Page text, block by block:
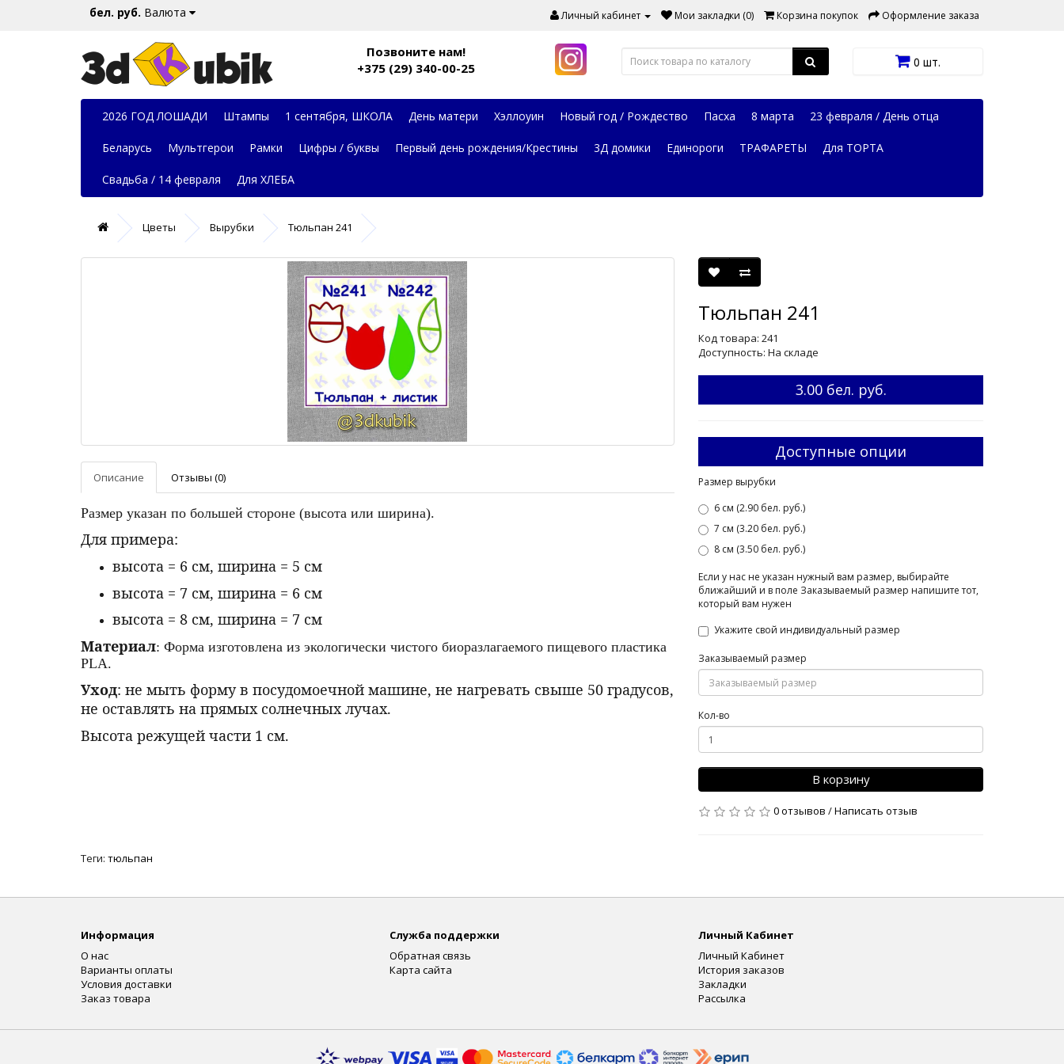
бел. руб. Валюта Личный кабинет Мои закладки (0) Корзина покупок Оформление заказа
Позвоните нам!
+375 (29) 340-00-25
0 шт.
2026 ГОД ЛОШАДИ Штампы 1 сентября, ШКОЛА День матери Хэллоуин Новый год / Рождество Пасха 8 марта 23 февраля / День отца
Беларусь Мультгерои Рамки Цифры / буквы Первый день рождения/Крестины 3Д домики Единороги ТРАФАРЕТЫ Для ТОРТА
Свадьба / 14 февраля Для ХЛЕБА
Цветы Вырубки Тюльпан 241
Описание Отзывы (0)
Размер указан по большей стороне (высота или ширина).
Для примера:
высота = 6 см, ширина = 5 см
высота = 7 см, ширина = 6 см
высота = 8 см, ширина = 7 см
Материал: Форма изготовлена из экологически чистого биоразлагаемого пищевого пластика
PLA.
Уход: не мыть форму в посудомоечной машине, не нагревать свыше 50 градусов,
не оставлять на прямых солнечных лучах.
Высота режущей части 1 см.
Тюльпан 241
Код товара: 241
Доступность: На складе
3.00 бел. руб.
Доступные опции
Размер вырубки
6 см (2.90 бел. руб.)
7 см (3.20 бел. руб.)
8 см (3.50 бел. руб.)
Если у нас не указан нужный вам размер, выбирайте
ближайший и в поле Заказываемый размер напишите тот,
который вам нужен
Укажите свой индивидуальный размер
Заказываемый размер
Кол-во
В корзину
0 отзывов /Написать отзыв
Теги: тюльпан
Информация
О нас
Варианты оплаты
Условия доставки
Заказ товара
Служба поддержки
Обратная связь
Карта сайта
Личный Кабинет
Личный Кабинет
История заказов
Закладки
Рассылка